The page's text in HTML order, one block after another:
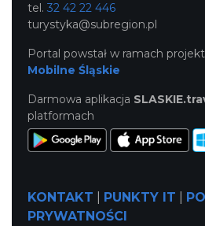
tel. 32 42 22 446
turystyka@subregion.pl
Portal powstał w ramach
Mobilne Śląskie
Darmowa aplikacja
platformach
KONTAKT PUNKTY IT
PRYWATNOŚCI